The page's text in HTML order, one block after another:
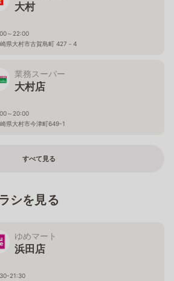
大村
～22:00
県大村市古賀島町 427－4
業務スーパー
大村店
～20:00
県大村市今津町649-1
すべて見る
シを見る
ゆめマート
浜田店
21:30